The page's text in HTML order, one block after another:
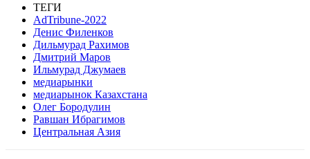
ТЕГИ
AdTribune-2022
Денис Филенков
Дильмурад Рахимов
Дмитрий Маров
Ильмурад Джумаев
медиарынки
медиарынок Казахстана
Олег Бородулин
Равшан Ибрагимов
Центральная Азия